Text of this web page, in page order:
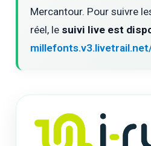
Mercantour. Pour suivre
réel, le suivi live est